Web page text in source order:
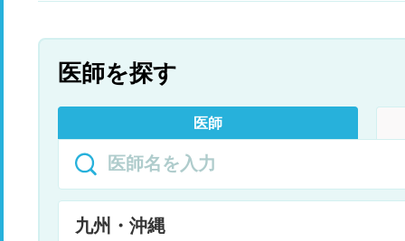
医師を探す
医師